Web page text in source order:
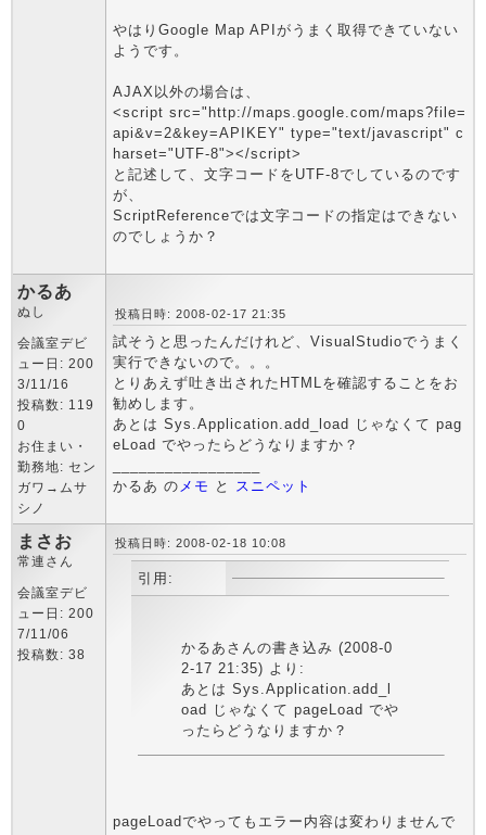
やはりGoogle Map APIがうまく取得できていない
ようです。
AJAX以外の場合は、
<script src="http://maps.google.com/maps?file=
api&v=2&key=APIKEY" type="text/javascript" c
harset="UTF-8"></script>
と記述して、文字コードをUTF-8でしているのです
が、
ScriptReferenceでは文字コードの指定はできない
のでしょうか？
かるあ
ぬし
会議室デビ
ュー日: 200
3/11/16
投稿数: 119
0
お住まい・
勤務地: セン
ガワ→ムサ
シノ
投稿日時: 2008-02-17 21:35
試そうと思ったんだけれど、VisualStudioでうまく
実行できないので。。。
とりあえず吐き出されたHTMLを確認することをお
勧めします。
あとは Sys.Application.add_load じゃなくて pag
eLoad でやったらどうなりますか？
かるあ の メモ と スニペット
まさお
常連さん
会議室デビ
ュー日: 200
7/11/06
投稿数: 38
投稿日時: 2008-02-18 10:08
引用:
かるあさんの書き込み (2008-0
2-17 21:35) より:
あとは Sys.Application.add_l
oad じゃなくて pageLoad でや
ったらどうなりますか？
pageLoadでやってもエラー内容は変わりませんで